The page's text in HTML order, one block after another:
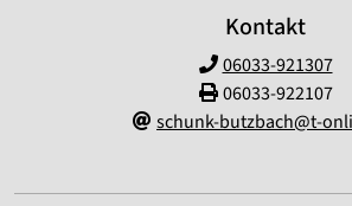
Kontakt
06033-921307
06033-922107
schunk-butzbach@t-